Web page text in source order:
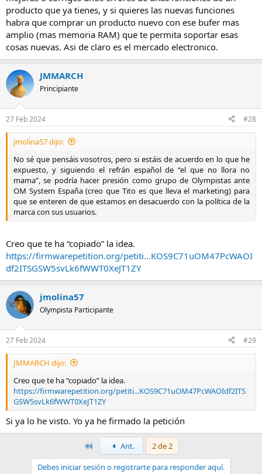
producto que ya tienes, y si quieres las nuevas funciones
habra que comprar un producto nuevo con ese bufer mas
amplio (mas memoria RAM) que te permita soportar esas
cosas nuevas. Asi de claro es el mercado electronico.
JMMARCH
Principiante
27 Feb 2024 #28
jmolina57 dijo:
No sé que pensáis vosotros, pero si estáis de acuerdo en lo que he
expuesto, y siguiendo el refrán español de “el que no llora no
mama”, se podría hacer presión como grupo de Olympistas ante
OM System España (creo que Tito es que lleva el marketing) para
que se enteren de que estamos en desacuerdo con la política de la
marca con sus usuarios.​
Creo que te ha “copiado” la idea.
https://firmwarepetition.org/petiti...KOS9C71uOM47PcWAOI
df2ITSGSW5svLk6fWWT0XeJT1ZY
jmolina57
Olympista Participante
27 Feb 2024 #29
JMMARCH dijo:
Creo que te ha “copiado” la idea.
https://firmwarepetition.org/petiti...KOS9C71uOM47PcWAOIdf2ITS
GSW5svLk6fWWT0XeJT1ZY
Si ya lo he visto. Yo ya he firmado la petición
PrimeroAnt.
2 de 2
Debes iniciar sesión o registrarte para responder aquí.